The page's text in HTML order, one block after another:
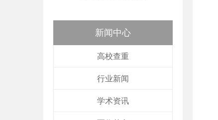
新闻中心
高校查重
行业新闻
学术资讯